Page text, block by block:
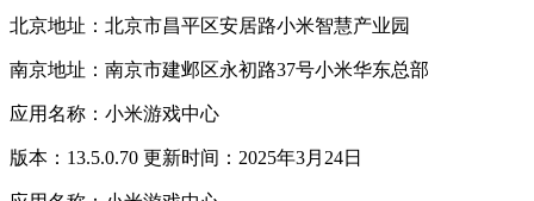
北京地址：北京市昌平区安居路小米智慧产业园
南京地址：南京市建邺区永初路37号小米华东总部
应用名称：小米游戏中心
版本：13.5.0.70 更新时间：2025年3月24日